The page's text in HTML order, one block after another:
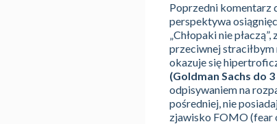
Poprzedni komentarz
perspektywa
„Chłopaki nie
przeciwnej straciłbym
okazuje się
(Goldman Sachs do
odpisywaniem na
pośredniej, nie
zjawisko FOMO (fear